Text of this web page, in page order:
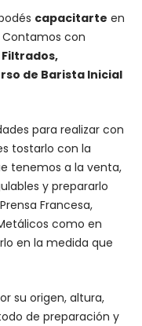
capacitarte en
Contamos con
de Barista Inicial
para realizar con
tostarlo con la
tenemos a la venta,
y prepararlo
Prensa Francesa,
como en
en la medida que
su origen, altura,
de preparación y